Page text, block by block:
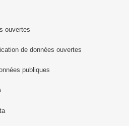
ouvertes
de données ouvertes
publiques